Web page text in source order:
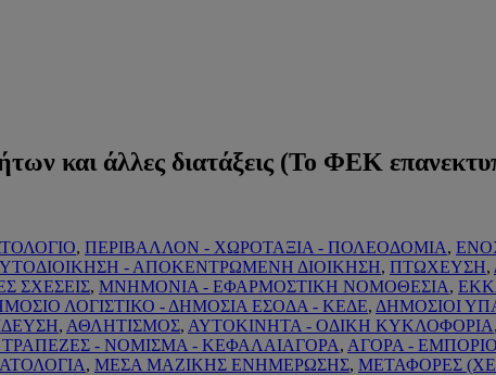
και άλλες διατάξεις (Το ΦΕΚ
, ΠΕΡΙΒΑΛΛΟΝ - ΧΩΡΟΤΑΞΙΑ - ΠΟΛΕΟΔΟΜΙΑ,
- ΑΠΟΚΕΝΤΡΩΜΕΝΗ ΔΙΟΙΚΗΣΗ, ΠΤΩΧΕΥΣΗ,
ΣΧΕΣΕΙΣ, ΜΝΗΜΟΝΙΑ - ΕΦΑΡΜΟΣΤΙΚΗ ΝΟΜΟΘΕΣΙΑ,
ΛΟΓΙΣΤΙΚΟ - ΔΗΜΟΣΙΑ ΕΣΟΔΑ - ΚΕΔΕ, ΔΗΜΟΣΙΟΙ
, ΑΘΛΗΤΙΣΜΟΣ, ΑΥΤΟΚΙΝΗΤΑ - ΟΔΙΚΗ ΚΥΚΛΟΦΟΡΙΑ,
ΤΡΑΠΕΖΕΣ - ΝΟΜΙΣΜΑ - ΚΕΦΑΛΑΙΑΓΟΡΑ, ΑΓΟΡΑ -
, ΜΕΣΑ ΜΑΖΙΚΗΣ ΕΝΗΜΕΡΩΣΗΣ, ΜΕΤΑΦΟΡΕΣ